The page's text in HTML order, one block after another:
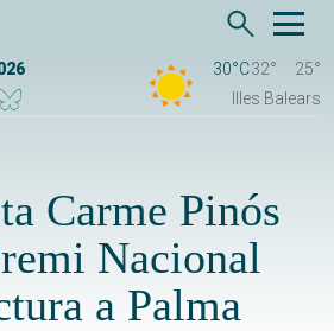
30°C32°
25°
Illes Balears
Carme Pinós
Nacional
a Palma